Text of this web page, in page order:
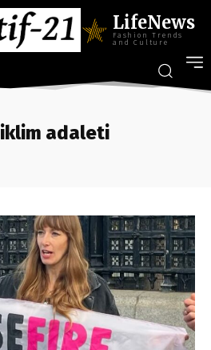
LifeNews
Fashion Trends
and Culture
iklim adaleti